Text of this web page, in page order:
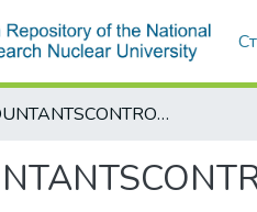
ACCOUNTANTSCONTROLE IN HET EFFECTENBEDRIJF